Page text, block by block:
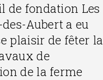
de fondation Les
Aubert a eu
plaisir de fêter la
de
de la ferme